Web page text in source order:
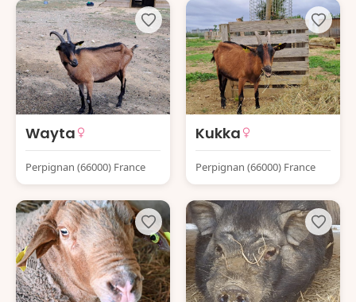
Wayta
Perpignan (66000) France
Kukka
Perpignan (66000) France